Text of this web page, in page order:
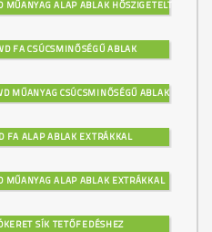
MŰANYAG ALAP ABLAK HŐSZIGETELT
FA CSÚCSMINŐSÉGŰ ABLAK
MŰANYAG CSÚCSMINŐSÉGŰ ABLAK
FA ALAP ABLAK EXTRÁKKAL
MŰANYAG ALAP ABLAK EXTRÁKKAL
SÍK TETŐFEDÉSHEZ